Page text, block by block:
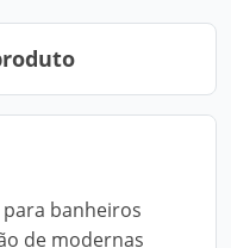
banheiros
de modernas